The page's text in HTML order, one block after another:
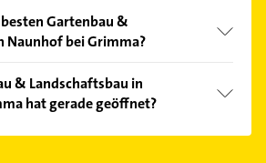
Gartenbau &
Naunhof bei Grimma?
und profitieren Sie von den
Suchergebnisse können Sie sich
sortiert anzeigen lassen.
& Landschaftsbau in
hat gerade geöffnet?
finden Sie alleÖffnungszeiten.